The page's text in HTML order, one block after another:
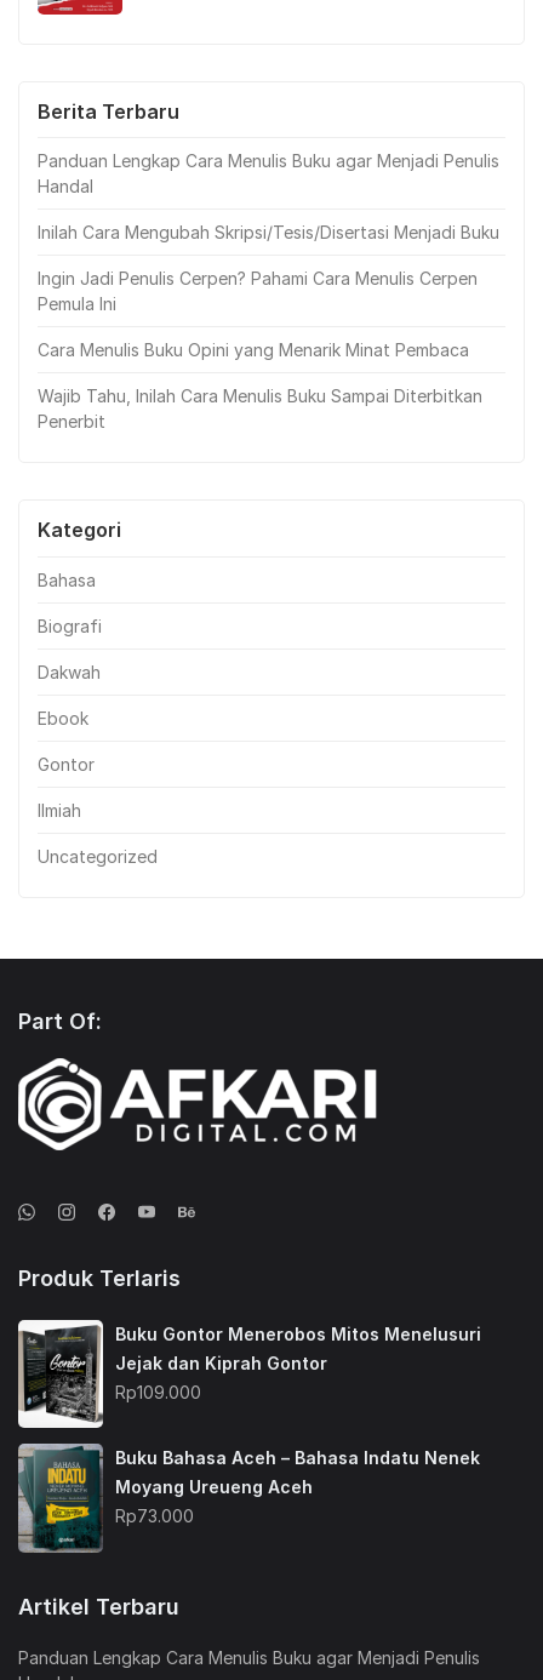
Berita Terbaru
Panduan Lengkap Cara Menulis Buku agar Menjadi Penulis
Handal
Inilah Cara Mengubah Skripsi/Tesis/Disertasi Menjadi Buku
Ingin Jadi Penulis Cerpen? Pahami Cara Menulis Cerpen
Pemula Ini
Cara Menulis Buku Opini yang Menarik Minat Pembaca
Wajib Tahu, Inilah Cara Menulis Buku Sampai Diterbitkan
Penerbit
Kategori
Bahasa
Biografi
Dakwah
Ebook
Gontor
Ilmiah
Uncategorized
Part Of:
Produk Terlaris
Buku Gontor Menerobos Mitos Menelusuri
Jejak dan Kiprah Gontor
Rp109.000
Buku Bahasa Aceh – Bahasa Indatu Nenek
Moyang Ureueng Aceh
Rp73.000
Artikel Terbaru
Panduan Lengkap Cara Menulis Buku agar Menjadi Penulis